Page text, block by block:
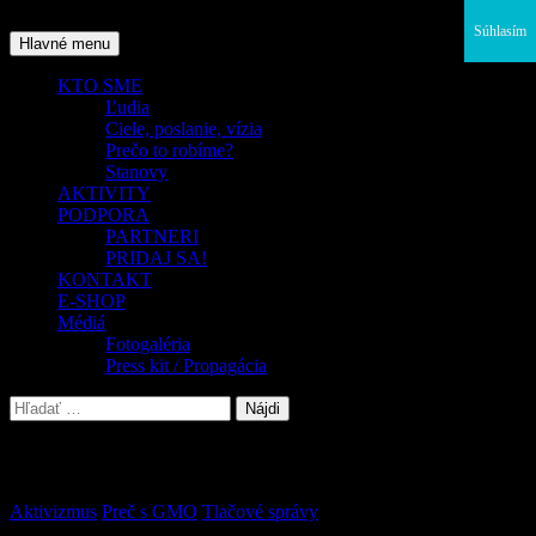
na
obsah
Hľadať
Hlavné menu
KTO SME
Ľudia
Ciele, poslanie, vízia
Prečo to robíme?
Stanovy
AKTIVITY
PODPORA
PARTNERI
PRIDAJ SA!
KONTAKT
E-SHOP
Médiá
Fotogaléria
Press kit / Propagácia
Hľadať:
Aktivizmus Preč s GMO Tlačové správy
Súhlasím